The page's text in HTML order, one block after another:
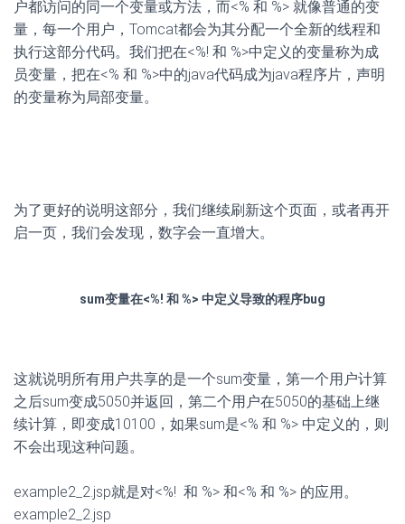
户都访问的同一个变量或方法，而<% 和 %> 就像普通的变
量，每一个用户，Tomcat都会为其分配一个全新的线程和
执行这部分代码。我们把在<%! 和 %>中定义的变量称为成
员变量，把在<% 和 %>中的java代码成为java程序片，声明
的变量称为局部变量。
为了更好的说明这部分，我们继续刷新这个页面，或者再开
启一页，我们会发现，数字会一直增大。
sum变量在<%! 和 %> 中定义导致的程序bug
这就说明所有用户共享的是一个sum变量，第一个用户计算
之后sum变成5050并返回，第二个用户在5050的基础上继
续计算，即变成10100，如果sum是<% 和 %> 中定义的，则
不会出现这种问题。
example2_2.jsp就是对<%! 和 %> 和<% 和 %> 的应用。
example2_2.jsp